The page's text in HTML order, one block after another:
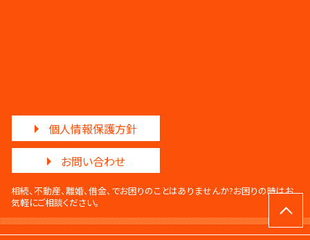
個人情報保護方針
お問い合わせ
相続、不動産、離婚、借金、でお困りのことはありませんか?お困りの時はお
気軽にご相談ください。